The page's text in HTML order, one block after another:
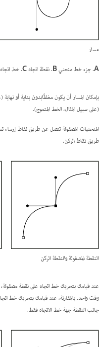
مسار
A. جزء خط منحنيB. نقطة اتجاهC. خط اتجاه
بإمكان المسار أن يكونمغلقًابدون بداية أو نهاية
(على سبيل المثال، الخط المتموج).
المنحنيات المصقولة تتصل عن طريق نقاط إرساء
طريقنقاط الركن.
النقطة المصقولة والنقطة الركن
عند قيامك بتحريك خط اتجاه على نقطة مصقولة،
وقت واحد. بالمقارنة، عند قيامك بتحريك خط
جانب النقطة جهة خط الاتجاه فقط.